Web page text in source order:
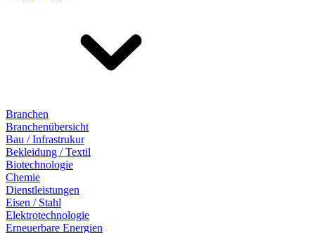
Branchen
Branchenübersicht
Bau / Infrastrukur
Bekleidung / Textil
Biotechnologie
Chemie
Dienstleistungen
Eisen / Stahl
Elektrotechnologie
Erneuerbare Energien